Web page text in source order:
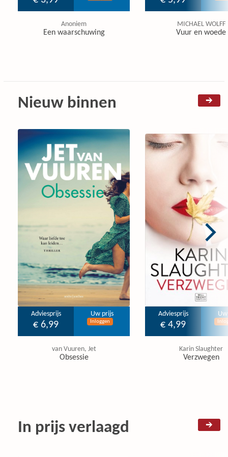
Anoniem
Een waarschuwing
MICHAEL WOLFF
Vuur en woede
Nieuw binnen
Adviesprijs
€ 6,99
Uw prijs
Inloggen
van Vuuren, Jet
Obsessie
Adviesprijs
€ 4,99
Karin Slaughter
Verzwegen
In prijs verlaagd